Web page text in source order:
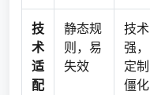
技
术
适
配
静态规
则，易
失效
技术
强，
定制
僵化